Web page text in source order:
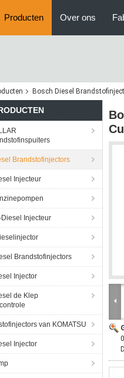
Producten Over ons
Bosch Diesel
Brandstofinjectors
Injecteur
Injecteur
Brandstofinjectors
Injector
de Klep
van KOMATSU
Injector